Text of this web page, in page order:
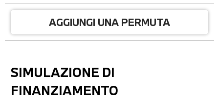
AGGIUNGI UNA PERMUTA
SIMULAZIONE DI
FINANZIAMENTO